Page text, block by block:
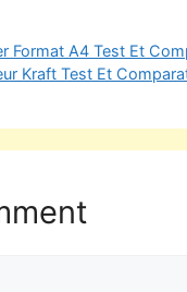
Format A4 Test Et
Kraft Test Et